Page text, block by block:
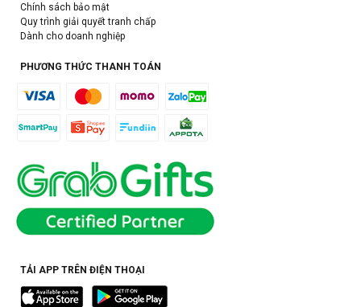
Chính sách bảo mật
Quy trình giải quyết tranh chấp
Dành cho doanh nghiệp
PHƯƠNG THỨC THANH TOÁN
TẢI APP TRÊN ĐIỆN THOẠI